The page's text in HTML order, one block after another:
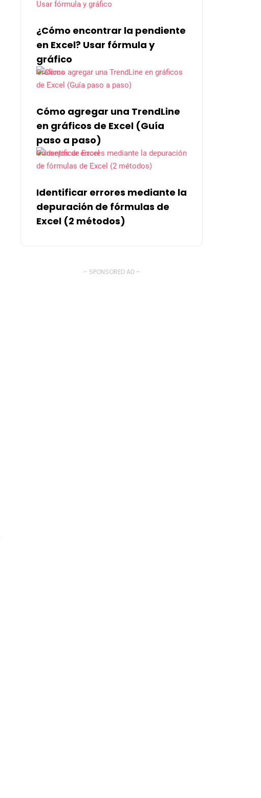
¿Cómo encontrar la pendiente
en Excel? Usar fórmula y
gráfico
Gráficos
Cómo agregar una TrendLine
en gráficos de Excel (Guía
paso a paso)
Consejos de Excel
Identificar errores mediante la
depuración de fórmulas de
Excel (2 métodos)
- SPONSORED AD -